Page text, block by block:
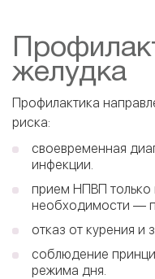
желудка
Профилактика
риска:
cвоевременная
инфекции.
прием НПВП только
необходимости —
отказ от курения и
соблюдение
режима дня.